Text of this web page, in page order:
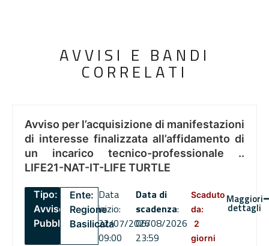
AVVISI E BANDI
CORRELATI
Avviso per l’acquisizione di manifestazioni
di interesse finalizzata all’affidamento di
un incarico tecnico-professionale ..
LIFE21-NAT-IT-LIFE TURTLE
Tipo:
Avviso
Pubblico
Ente:
Regione
Basilicata
Data
inizio:
22/07/2026
09:00
Data di
scadenza:
06/08/2026
23:59
Scaduto
da:
2
giorni
Maggiori
dettagli